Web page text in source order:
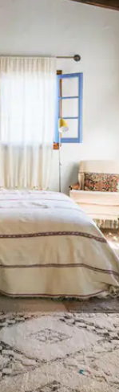
rodykles aukštyn ir